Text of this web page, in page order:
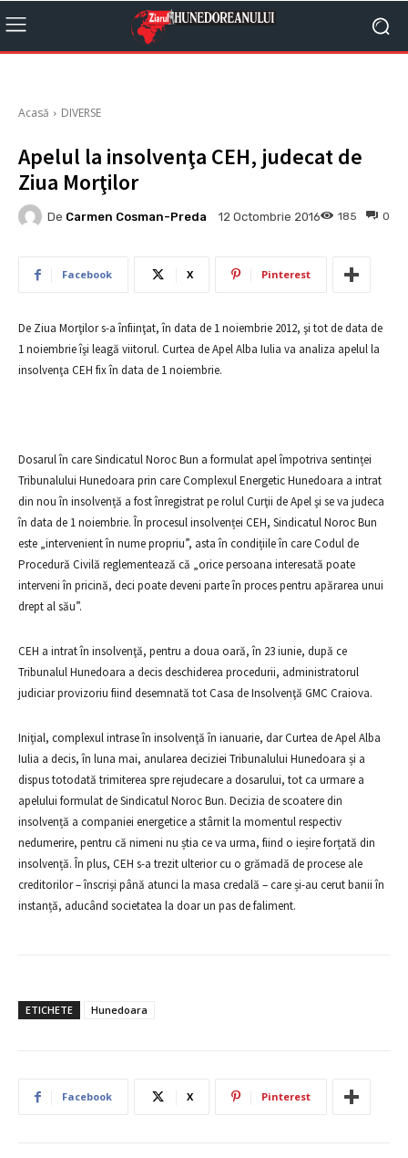
Acasă DIVERSE
Apelul la insolvenţa CEH, judecat de
Ziua Morţilor
De Carmen Cosman-Preda 12 Octombrie 2016 0
185
Facebook X Pinterest
De Ziua Morţilor s-a înfiinţat, în data de 1 noiembrie 2012, şi tot de data de
1 noiembrie îşi leagă viitorul. Curtea de Apel Alba Iulia va analiza apelul la
insolvenţa CEH fix în data de 1 noiembrie.
Dosarul în care Sindicatul Noroc Bun a formulat apel împotriva sentinței
Tribunalului Hunedoara prin care Complexul Energetic Hunedoara a intrat
din nou în insolvență a fost înregistrat pe rolul Curţii de Apel şi se va judeca
în data de 1 noiembrie. În procesul insolvenței CEH, Sindicatul Noroc Bun
este „intervenient în nume propriu”, asta în condițiile în care Codul de
Procedură Civilă reglementează că „orice persoana interesată poate
interveni în pricină, deci poate deveni parte în proces pentru apărarea unui
drept al său”.
CEH a intrat în insolvenţă, pentru a doua oară, în 23 iunie, după ce
Tribunalul Hunedoara a decis deschiderea procedurii, administratorul
judiciar provizoriu fiind desemnată tot Casa de Insolvenţă GMC Craiova.
Iniţial, complexul intrase în insolvenţă în ianuarie, dar Curtea de Apel Alba
Iulia a decis, în luna mai, anularea deciziei Tribunalului Hunedoara și a
dispus totodată trimiterea spre rejudecare a dosarului, tot ca urmare a
apelului formulat de Sindicatul Noroc Bun. Decizia de scoatere din
insolvență a companiei energetice a stârnit la momentul respectiv
nedumerire, pentru că nimeni nu știa ce va urma, fiind o ieșire forțată din
insolvență. În plus, CEH s-a trezit ulterior cu o grămadă de procese ale
creditorilor – înscriși până atunci la masa credală – care și-au cerut banii în
instanță, aducând societatea la doar un pas de faliment.
ETICHETE Hunedoara
Facebook X Pinterest